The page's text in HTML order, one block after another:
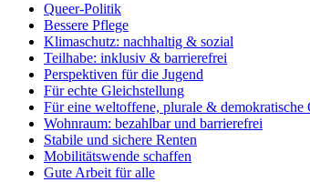
Queer-Politik
Bessere Pflege
Klimaschutz: nachhaltig & sozial
Teilhabe: inklusiv & barrierefrei
Perspektiven für die Jugend
Für echte Gleichstellung
Für eine weltoffene, plurale & demokratische
Wohnraum: bezahlbar und barrierefrei
Stabile und sichere Renten
Mobilitätswende schaffen
Gute Arbeit für alle